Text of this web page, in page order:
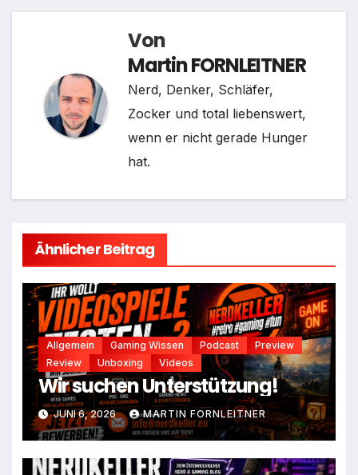
Von
Martin FORNLEITNER
Nerd, Denker, Schläfer,
Zocker und total liebenswert,
wenn er nicht gerade Hunger
hat.
Ähnlicher Beitrag
Allgemein Gaming Wissen Podcast
Preview
Review
Unboxing Videos
Wir suchen Unterstützung!
JUNI 6, 2026 MARTIN FORNLEITNER